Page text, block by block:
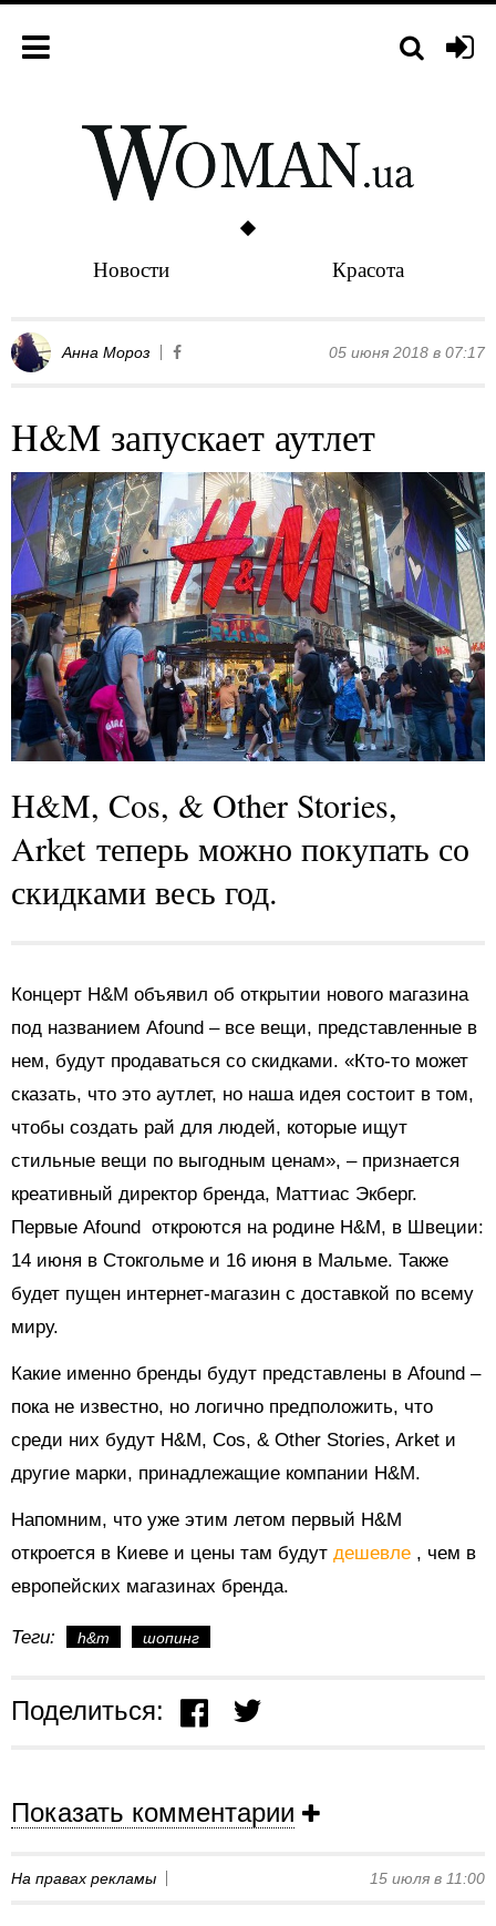
Новости Красота
Анна Мороз 05 июня 2018 в 07:17
H&M запускает аутлет
H&M, Cos, & Other Stories,
Arket теперь можно покупать со
скидками весь год.
Концерт H&M объявил об открытии нового магазина
под названием Afound – все вещи, представленные в
нем, будут продаваться со скидками. «Кто-то может
сказать, что это аутлет, но наша идея состоит в том,
чтобы создать рай для людей, которые ищут
стильные вещи по выгодным ценам», – признается
креативный директор бренда, Маттиас Экберг.
Первые Afound откроются на родине H&M, в Швеции:
14 июня в Стокгольме и 16 июня в Мальме. Также
будет пущен интернет-магазин с доставкой по всему
миру.
Какие именно бренды будут представлены в Afound –
пока не известно, но логично предположить, что
среди них будут H&M, Cos, & Other Stories, Arket и
другие марки, принадлежащие компании H&M.
Напомним, что уже этим летом первый H&M
откроется в Киеве и цены там будут дешевле , чем в
европейских магазинах бренда.
Теги: h&m шопинг
Поделиться:
Показать комментарии
На правах рекламы 15 июля в 11:00